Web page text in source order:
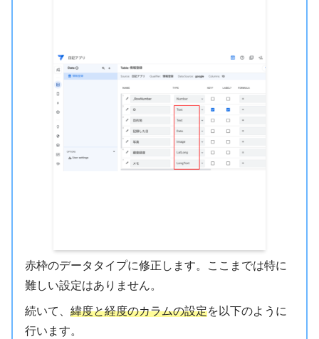
赤枠のデータタイプに修正します。ここまでは特に
難しい設定はありません。
続いて、緯度と経度のカラムの設定を以下のように
行います。